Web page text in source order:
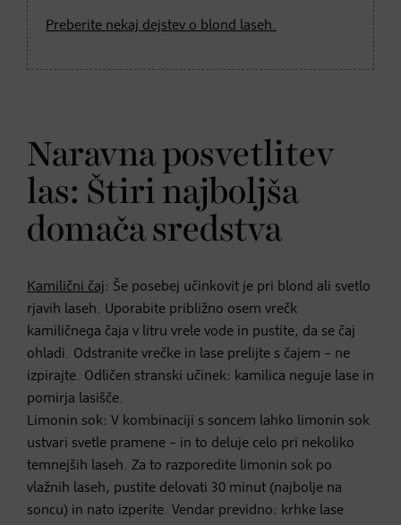
Preberite nekaj dejstev o blond laseh.
Naravna posvetlitev
las: Štiri najboljša
domača sredstva
Kamilični čaj: Še posebej učinkovit je pri blond ali svetlo
rjavih laseh. Uporabite približno osem vrečk
kamiličnega čaja v litru vrele vode in pustite, da se čaj
ohladi. Odstranite vrečke in lase prelijte s čajem – ne
izpirajte. Odličen stranski učinek: kamilica neguje lase in
pomirja lasišče.
Limonin sok: V kombinaciji s soncem lahko limonin sok
ustvari svetle pramene – in to deluje celo pri nekoliko
temnejših laseh. Za to razporedite limonin sok po
vlažnih laseh, pustite delovati 30 minut (najbolje na
soncu) in nato izperite. Vendar previdno: krhke lase